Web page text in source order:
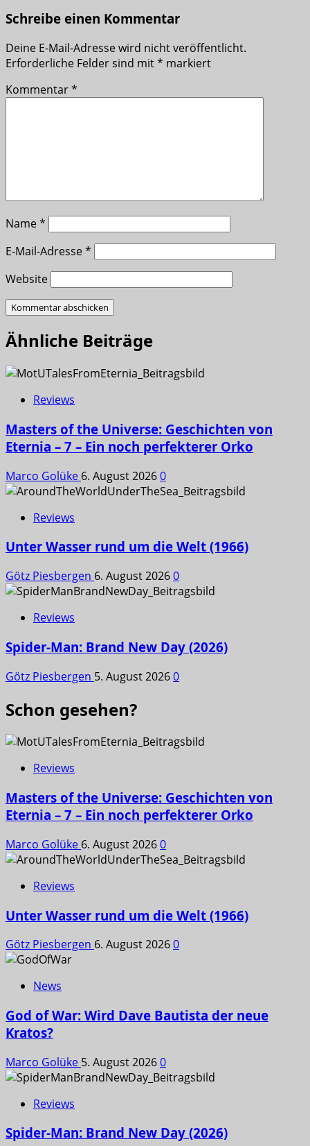
Schreibe einen Kommentar
Deine E-Mail-Adresse wird nicht veröffentlicht.
Erforderliche Felder sind mit* markiert
Kommentar*
Name*
E-Mail-Adresse*
Website
Ähnliche Beiträge
Reviews
Masters of the Universe: Geschichten von
Eternia – 7 – Ein noch perfekterer Orko
Marco Golüke 6. August 20260
Reviews
Unter Wasser rund um die Welt (1966)
Götz Piesbergen 6. August 20260
Reviews
Spider-Man: Brand New Day (2026)
Götz Piesbergen 5. August 20260
Schon gesehen?
Reviews
Masters of the Universe: Geschichten von
Eternia – 7 – Ein noch perfekterer Orko
Marco Golüke 6. August 20260
Reviews
Unter Wasser rund um die Welt (1966)
Götz Piesbergen 6. August 20260
News
God of War: Wird Dave Bautista der neue
Kratos?
Marco Golüke 5. August 20260
Reviews
Spider-Man: Brand New Day (2026)